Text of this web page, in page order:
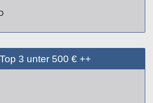
3 unter 500 € ++